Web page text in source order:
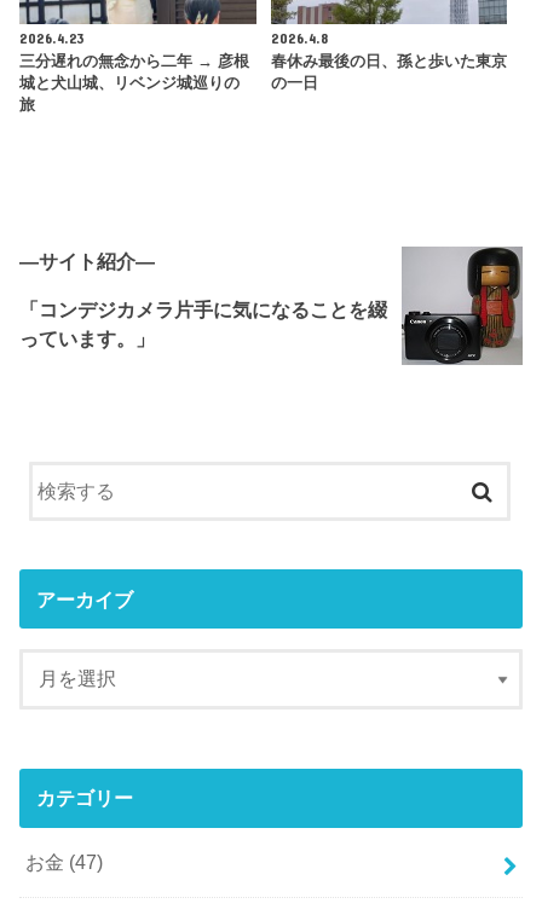
2026.4.23
三分遅れの無念から二年 → 彦根
城と犬山城、リベンジ城巡りの
旅
2026.4.8
春休み最後の日、孫と歩いた東京
の一日
―サイト紹介―
「コンデジカメラ片手に気になることを綴
っています。」
アーカイブ
カテゴリー
お金 (47)